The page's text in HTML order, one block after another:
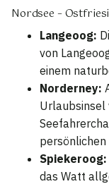
Nordsee –
Langeoog:
von
einem
Norderney:
Urlaubsinsel
persönlichen
Spiekeroog:
das Watt